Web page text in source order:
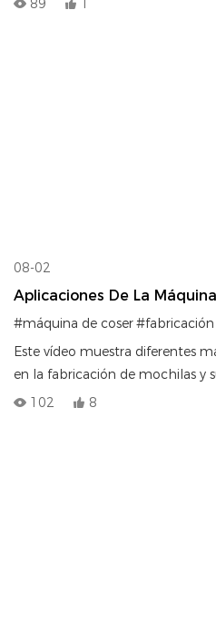
08-02
Aplicaciones De La
Fabricación De Mochilas |
#máquina de coser
Este vídeo muestra diferentes
en la fabricación de mochilas y
eficiencia.
102 8